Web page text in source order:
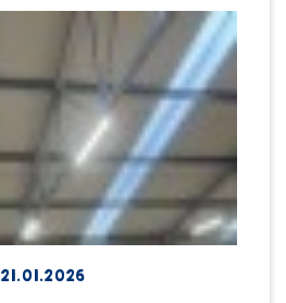
21.01.2026